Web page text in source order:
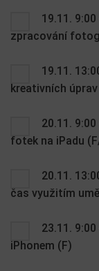
19.11.
zpracování
19.11.
kreativních
20.11.
fotek na iPadu
20.11.
čas využitím
23.11.
iPhonem (F)